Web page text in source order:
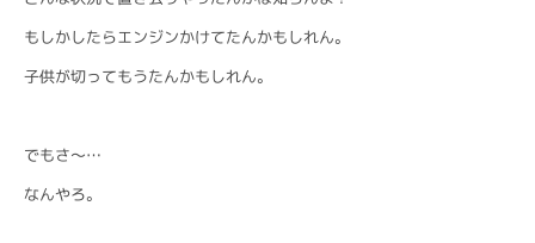
もしかしたらエンジンかけてたんかもしれん。
子供が切ってもうたんかもしれん。
でもさ〜…
なんやろ。